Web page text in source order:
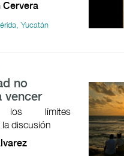
Cervera
Yucatán
no
vencer
los límites
discusión